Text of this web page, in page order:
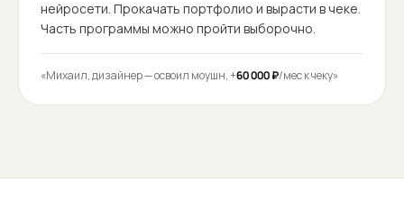
нейросети. Прокачать портфолио и вырасти в чеке.
Часть программы можно пройти выборочно.
«Михаил, дизайнер — освоил моушн, +60 000 ₽/мес к чеку»